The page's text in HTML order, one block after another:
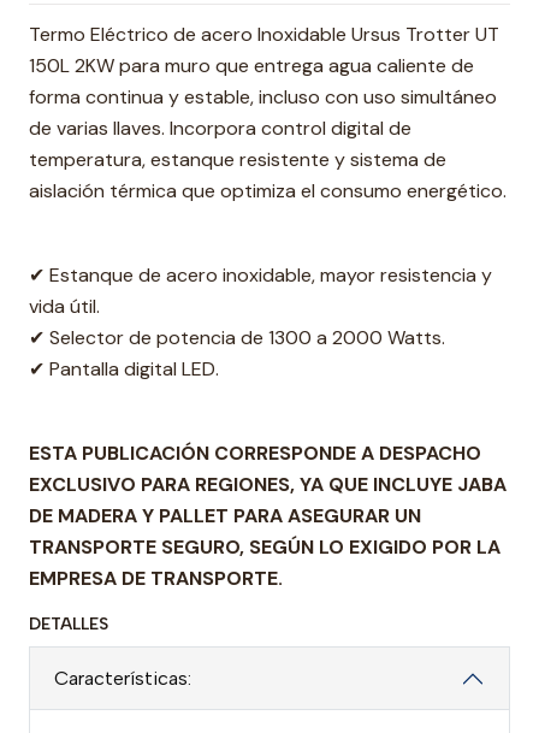
Termo Eléctrico de acero Inoxidable Ursus Trotter UT
150L 2KW para muro que entrega agua caliente de
forma continua y estable, incluso con uso simultáneo
de varias llaves. Incorpora control digital de
temperatura, estanque resistente y sistema de
aislación térmica que optimiza el consumo energético.
✔ Estanque de acero inoxidable, mayor resistencia y
vida útil.
✔ Selector de potencia de 1300 a 2000 Watts.
✔ Pantalla digital LED.
ESTA PUBLICACIÓN CORRESPONDE A DESPACHO
EXCLUSIVO PARA REGIONES, YA QUE INCLUYE JABA
DE MADERA Y PALLET PARA ASEGURAR UN
TRANSPORTE SEGURO, SEGÚN LO EXIGIDO POR LA
EMPRESA DE TRANSPORTE.
DETALLES
Características: